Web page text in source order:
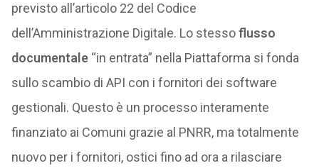
previsto all’articolo 22 del Codice
dell’Amministrazione Digitale. Lo stessoflusso
documentale“in entrata” nella Piattaforma si fonda
sullo scambio di API con i fornitori dei software
gestionali. Questo è un processo interamente
finanziato ai Comuni grazie al PNRR, ma totalmente
nuovo per i fornitori, ostici fino ad ora a rilasciare